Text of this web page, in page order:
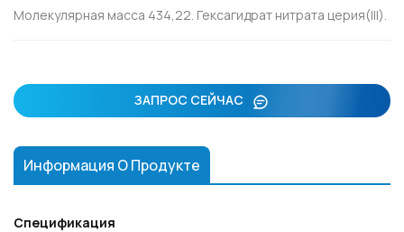
Молекулярная масса 434,22. Гексагидрат нитрата церия(III).
ЗАПРОС СЕЙЧАС
Информация О Продукте
Спецификация